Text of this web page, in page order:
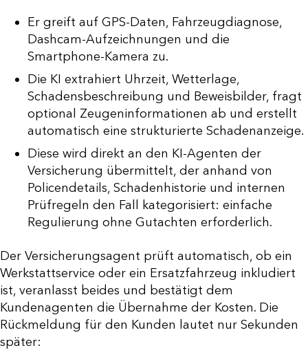
Er greift auf GPS-Daten, Fahrzeugdiagnose,
Dashcam-Aufzeichnungen und die
Smartphone-Kamera zu.
Die KI extrahiert Uhrzeit, Wetterlage,
Schadensbeschreibung und Beweisbilder, fragt
optional Zeugeninformationen ab und erstellt
automatisch eine strukturierte Schadenanzeige.
Diese wird direkt an den KI-Agenten der
Versicherung übermittelt, der anhand von
Policendetails, Schadenhistorie und internen
Prüfregeln den Fall kategorisiert: einfache
Regulierung ohne Gutachten erforderlich.
Der Versicherungsagent prüft automatisch, ob ein
Werkstattservice oder ein Ersatzfahrzeug inkludiert
ist, veranlasst beides und bestätigt dem
Kundenagenten die Übernahme der Kosten. Die
Rückmeldung für den Kunden lautet nur Sekunden
später: